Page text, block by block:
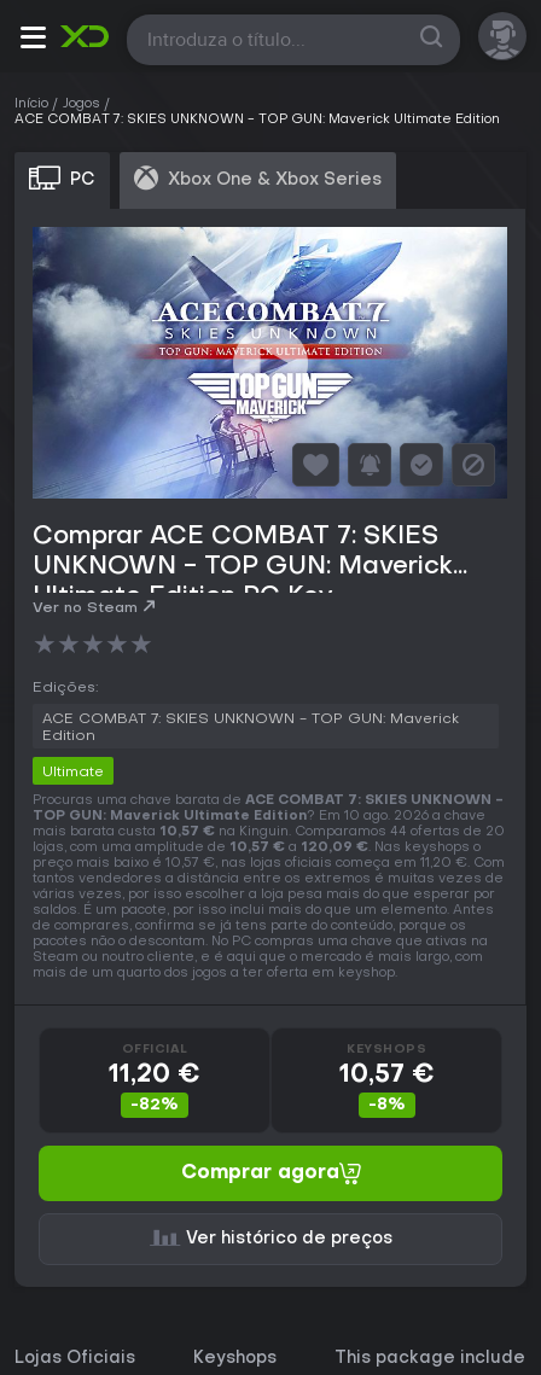
Início
Jogos
ACE COMBAT 7: SKIES UNKNOWN - TOP GUN: Maverick Ultimate Edition
PC Xbox One & Xbox Series
Comprar ACE COMBAT 7: SKIES
UNKNOWN - TOP GUN: Maverick
Ultimate Edition PC Key
Ver no Steam
★★★★★
Edições:
ACE COMBAT 7: SKIES UNKNOWN - TOP GUN: Maverick
Edition
Ultimate
Procuras uma chave barata de ACE COMBAT 7: SKIES UNKNOWN -
TOP GUN: Maverick Ultimate Edition? Em 10 ago. 2026 a chave
mais barata custa 10,57 € na Kinguin. Comparamos 44 ofertas de 20
lojas, com uma amplitude de 10,57 € a 120,09 €. Nas keyshops o
preço mais baixo é 10,57 €, nas lojas oficiais começa em 11,20 €. Com
tantos vendedores a distância entre os extremos é muitas vezes de
várias vezes, por isso escolher a loja pesa mais do que esperar por
saldos. É um pacote, por isso inclui mais do que um elemento. Antes
de comprares, confirma se já tens parte do conteúdo, porque os
pacotes não o descontam. No PC compras uma chave que ativas na
Steam ou noutro cliente, e é aqui que o mercado é mais largo, com
mais de um quarto dos jogos a ter oferta em keyshop.
OFFICIAL
11,20 €
-82%
KEYSHOPS
10,57 €
-8%
Comprar agora
Ver histórico de preços
Lojas Oficiais Keyshops This package includes